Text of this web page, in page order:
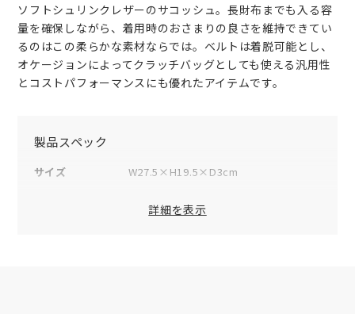
ソフトシュリンクレザーのサコッシュ。長財布までも入る容
量を確保しながら、着用時のおさまりの良さを維持できてい
るのはこの柔らかな素材ならでは。ベルトは着脱可能とし、
オケージョンによってクラッチバッグとしても使える汎用性
とコストパフォーマンスにも優れたアイテムです。
製品スペック
サイズ
W27.5×H19.5×D3cm
詳細を表示